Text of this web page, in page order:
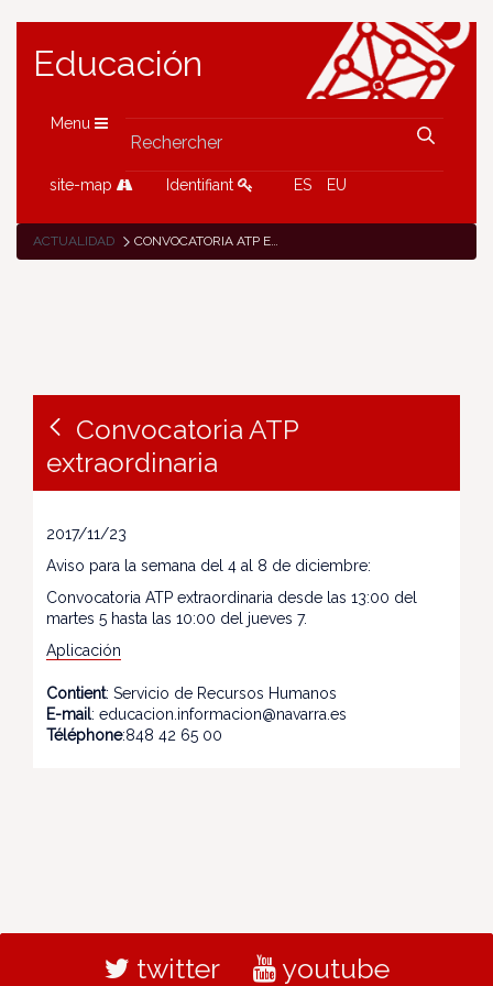
Educación
Menu
site-map Identifiant ES EU
ACTUALIDAD CONVOCATORIA ATP EXTRAORDINARIA
Convocatoria ATP
extraordinaria
2017/11/23
Aviso para la semana del 4 al 8 de diciembre:
Convocatoria ATP extraordinaria desde las 13:00 del
martes 5 hasta las 10:00 del jueves 7.
Aplicación
Contient: Servicio de Recursos Humanos
E-mail: educacion.informacion@navarra.es
Téléphone:848 42 65 00
twitter youtube